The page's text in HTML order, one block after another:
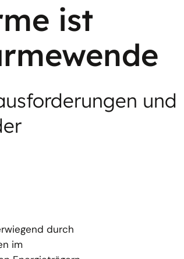
ist
und
durch
im